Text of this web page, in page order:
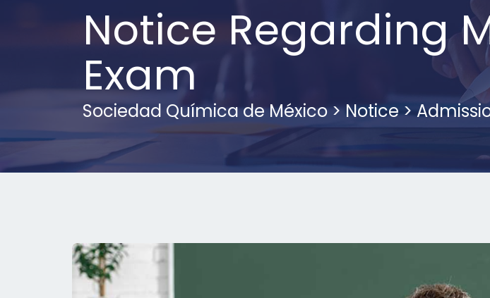
Notice Regarding
Exam
Sociedad Química de México>Notice>